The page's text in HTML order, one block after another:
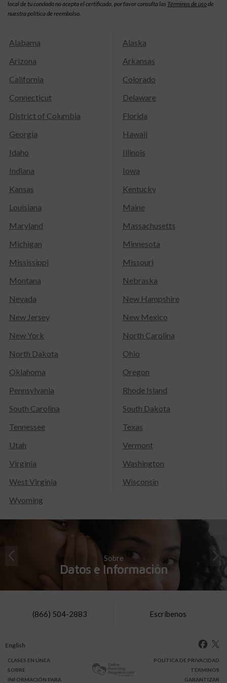
local de tu condado no acepta el certificado, por favor consulta las Términos de usode
nuestra política de reembolso.
Alabama
Alaska
Arizona
Arkansas
California
Colorado
Connecticut
Delaware
District of Columbia
Florida
Georgia
Hawaii
Idaho
Illinois
Indiana
Iowa
Kansas
Kentucky
Louisiana
Maine
Maryland
Massachusetts
Michigan
Minnesota
Mississippi
Missouri
Montana
Nebraska
Nevada
New Hampshire
New Jersey
New Mexico
New York
North Carolina
North Dakota
Ohio
Oklahoma
Oregon
Pennsylvania
Rhode Island
South Carolina
South Dakota
Tennessee
Texas
Utah
Vermont
Virginia
Washington
West Virginia
Wisconsin
Wyoming
Sobre
Datos e Información
(866) 504-2883 Escríbenos
English
CLASES EN LÍNEA
SOBRE
INFORMACIÓN PARA
POLÍTICA DE PRIVACIDAD
TÉRMINOS
GARANTIZAR